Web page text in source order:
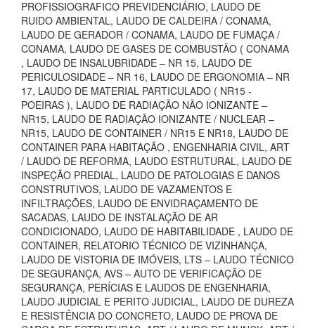
PROFISSIOGRAFICO PREVIDENCIÁRIO, LAUDO DE
RUIDO AMBIENTAL, LAUDO DE CALDEIRA / CONAMA,
LAUDO DE GERADOR / CONAMA, LAUDO DE FUMAÇA /
CONAMA, LAUDO DE GASES DE COMBUSTÃO ( CONAMA
, LAUDO DE INSALUBRIDADE – NR 15, LAUDO DE
PERICULOSIDADE – NR 16, LAUDO DE ERGONOMIA – NR
17, LAUDO DE MATERIAL PARTICULADO ( NR15 -
POEIRAS ), LAUDO DE RADIAÇÃO NÃO IONIZANTE –
NR15, LAUDO DE RADIAÇÃO IONIZANTE / NUCLEAR –
NR15, LAUDO DE CONTAINER / NR15 E NR18, LAUDO DE
CONTAINER PARA HABITAÇÃO , ENGENHARIA CIVIL, ART
/ LAUDO DE REFORMA, LAUDO ESTRUTURAL, LAUDO DE
INSPEÇÃO PREDIAL, LAUDO DE PATOLOGIAS E DANOS
CONSTRUTIVOS, LAUDO DE VAZAMENTOS E
INFILTRAÇÕES, LAUDO DE ENVIDRAÇAMENTO DE
SACADAS, LAUDO DE INSTALAÇÃO DE AR
CONDICIONADO, LAUDO DE HABITABILIDADE , LAUDO DE
CONTAINER, RELATORIO TÉCNICO DE VIZINHANÇA,
LAUDO DE VISTORIA DE IMÓVEIS, LTS – LAUDO TÉCNICO
DE SEGURANÇA, AVS – AUTO DE VERIFICAÇÃO DE
SEGURANÇA, PERÍCIAS E LAUDOS DE ENGENHARIA,
LAUDO JUDICIAL E PERITO JUDICIAL, LAUDO DE DUREZA
E RESISTÊNCIA DO CONCRETO, LAUDO DE PROVA DE